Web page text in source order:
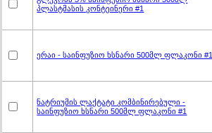
პლასტმასის კონტეინერი #1
ერაი - საინფუზიო ხსნარი 500მლ ფლაკონი #1
ნატრიუმის ლაქტატი კომბინირებული -
საინფუზიო ხსნარი 500მლ ფლაკონი #1